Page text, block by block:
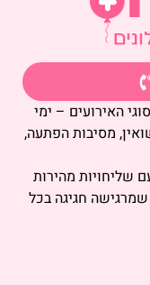
האירועים – ימי
מסיבות הפתעה,
שליחויות מהירות
שמרגישה חגיגה בכל